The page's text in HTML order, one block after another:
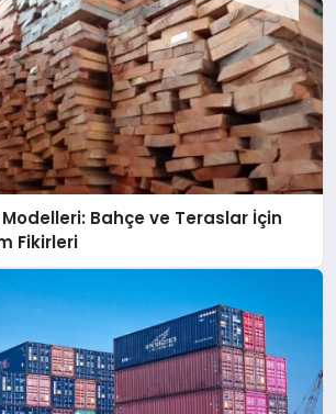
Bahçe ve Teraslar İçin
Fikirleri